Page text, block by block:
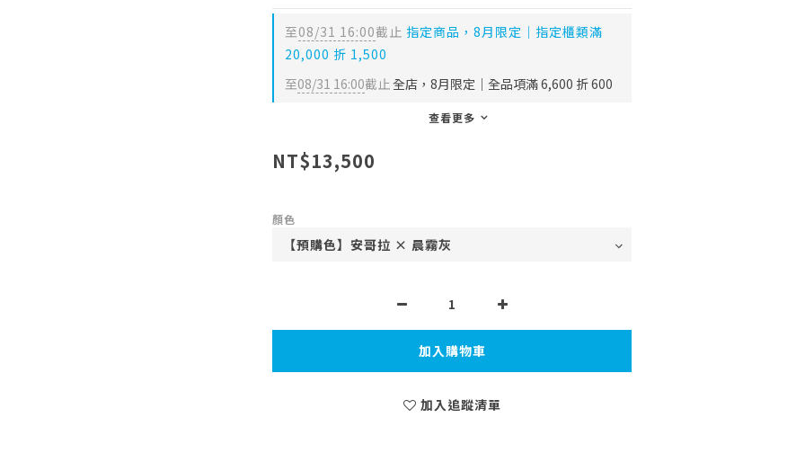
至08/31 16:00截止 指定商品，8月限定｜指定櫃類滿
20,000 折 1,500
至08/31 16:00截止全店，8月限定｜全品項滿 6,600 折 600
查看更多
NT$13,500
顏色
加入購物車
加入追蹤清單